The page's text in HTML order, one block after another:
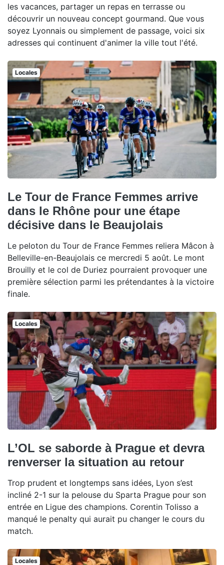
les vacances, partager un repas en terrasse ou
découvrir un nouveau concept gourmand. Que vous
soyez Lyonnais ou simplement de passage, voici six
adresses qui continuent d'animer la ville tout l'été.
Locales
Le Tour de France Femmes arrive
dans le Rhône pour une étape
décisive dans le Beaujolais
Le peloton du Tour de France Femmes reliera Mâcon à
Belleville-en-Beaujolais ce mercredi 5 août. Le mont
Brouilly et le col de Duriez pourraient provoquer une
première sélection parmi les prétendantes à la victoire
finale.
Locales
L’OL se saborde à Prague et devra
renverser la situation au retour
Trop prudent et longtemps sans idées, Lyon s’est
incliné 2-1 sur la pelouse du Sparta Prague pour son
entrée en Ligue des champions. Corentin Tolisso a
manqué le penalty qui aurait pu changer le cours du
match.
Locales